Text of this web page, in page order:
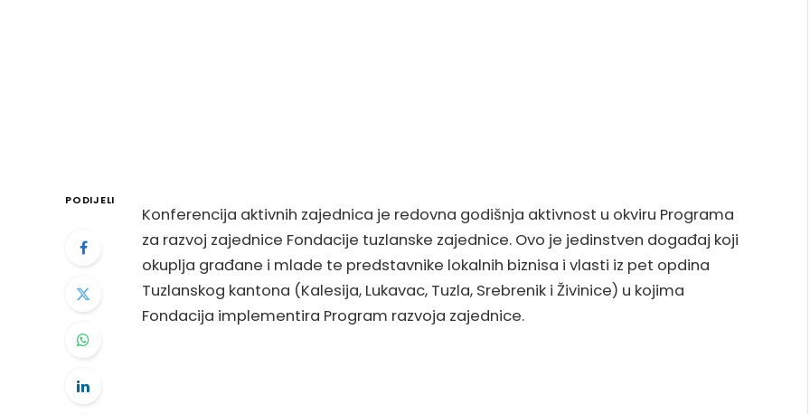
PODIJELI
Konferencija aktivnih zajednica je redovna godišnja aktivnost u okviru Programa
za razvoj zajednice Fondacije tuzlanske zajednice. Ovo je jedinstven događaj koji
okuplja građane i mlade te predstavnike lokalnih biznisa i vlasti iz pet opdina
Tuzlanskog kantona (Kalesija, Lukavac, Tuzla, Srebrenik i Živinice) u kojima
Fondacija implementira Program razvoja zajednice.